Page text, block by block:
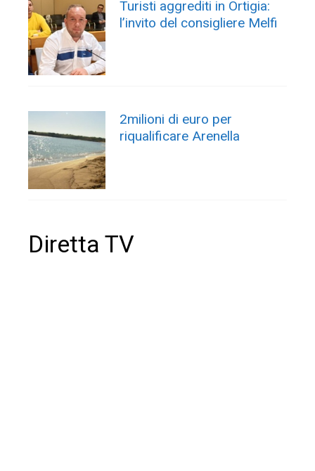
Turisti aggrediti in Ortigia:
l’invito del consigliere Melfi
2milioni di euro per
riqualificare Arenella
Diretta TV